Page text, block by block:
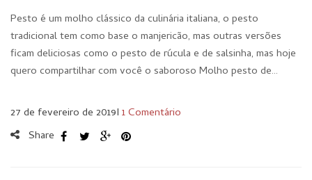
Pesto é um molho clássico da culinária italiana, o pesto
tradicional tem como base o manjericão, mas outras versões
ficam deliciosas como o pesto de rúcula e de salsinha, mas hoje
quero compartilhar com você o saboroso Molho pesto de…
27 de fevereiro de 2019I 1 Comentário
Share